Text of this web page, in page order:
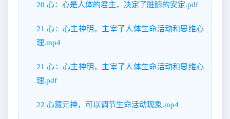
20 心：心是人体的君主，决定了脏腑的安定.pdf
21 心：心主神明，主宰了人体生命活动和思维心
理.mp4
21 心：心主神明，主宰了人体生命活动和思维心
理.pdf
22 心藏元神，可以调节生命活动现象.mp4